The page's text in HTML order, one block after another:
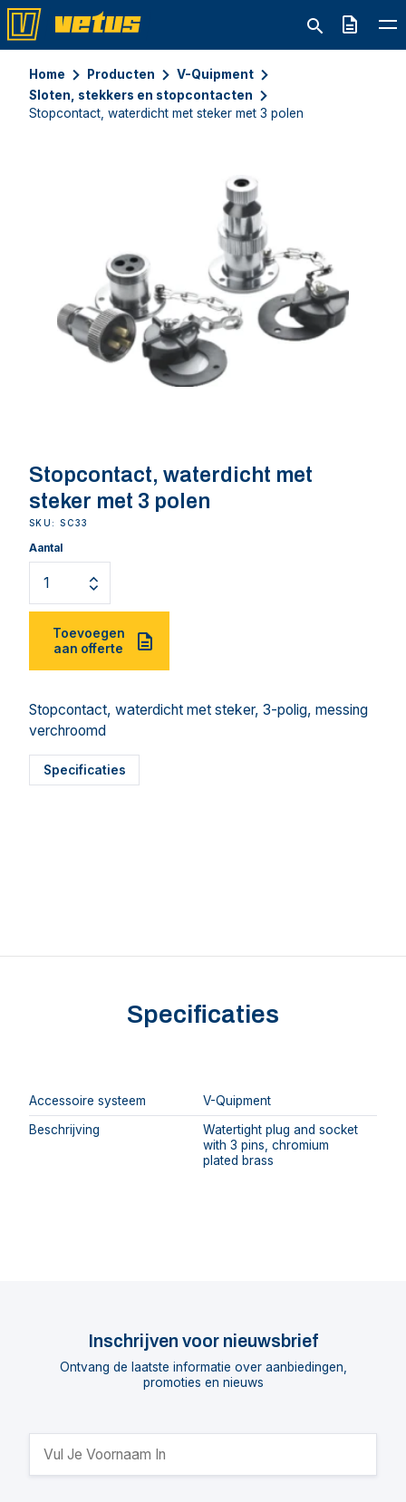
Offerte
Home Producten
V-Quipment
Sloten, stekkers en stopcontacten
Stopcontact, waterdicht met steker met 3 polen
Stopcontact, waterdicht met
steker met 3 polen
SKU: SC33
Aantal
Toevoegen
aan offerte
Stopcontact, waterdicht met steker, 3-polig, messing
verchroomd
Specificaties
Specificaties
Accessoire systeem
V-Quipment
Beschrijving
Watertight plug and socket
with 3 pins, chromium
plated brass
Inschrijven voor nieuwsbrief
Ontvang de laatste informatie over aanbiedingen,
promoties en nieuws